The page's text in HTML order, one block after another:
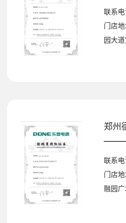
联系电
门店
园大
郑州
联系电
门店
融园广